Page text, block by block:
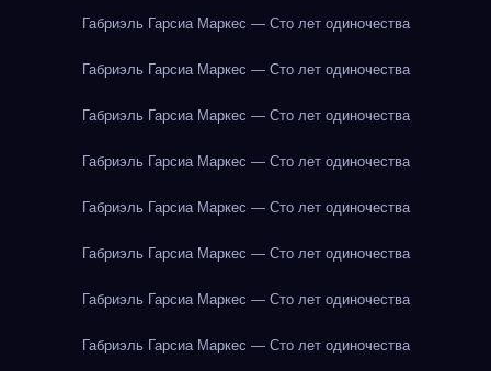
Габриэль Гарсиа Маркес — Сто лет одиночества
Габриэль Гарсиа Маркес — Сто лет одиночества
Габриэль Гарсиа Маркес — Сто лет одиночества
Габриэль Гарсиа Маркес — Сто лет одиночества
Габриэль Гарсиа Маркес — Сто лет одиночества
Габриэль Гарсиа Маркес — Сто лет одиночества
Габриэль Гарсиа Маркес — Сто лет одиночества
Габриэль Гарсиа Маркес — Сто лет одиночества